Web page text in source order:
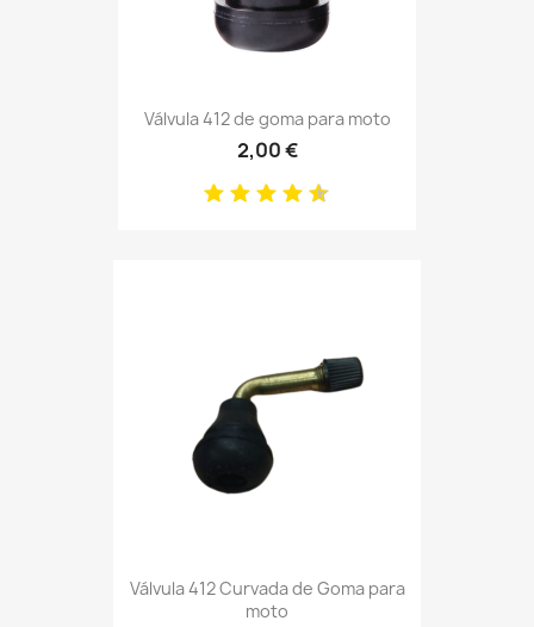
Válvula 412 de goma para moto
2,00 €
Válvula 412 Curvada de Goma para
moto